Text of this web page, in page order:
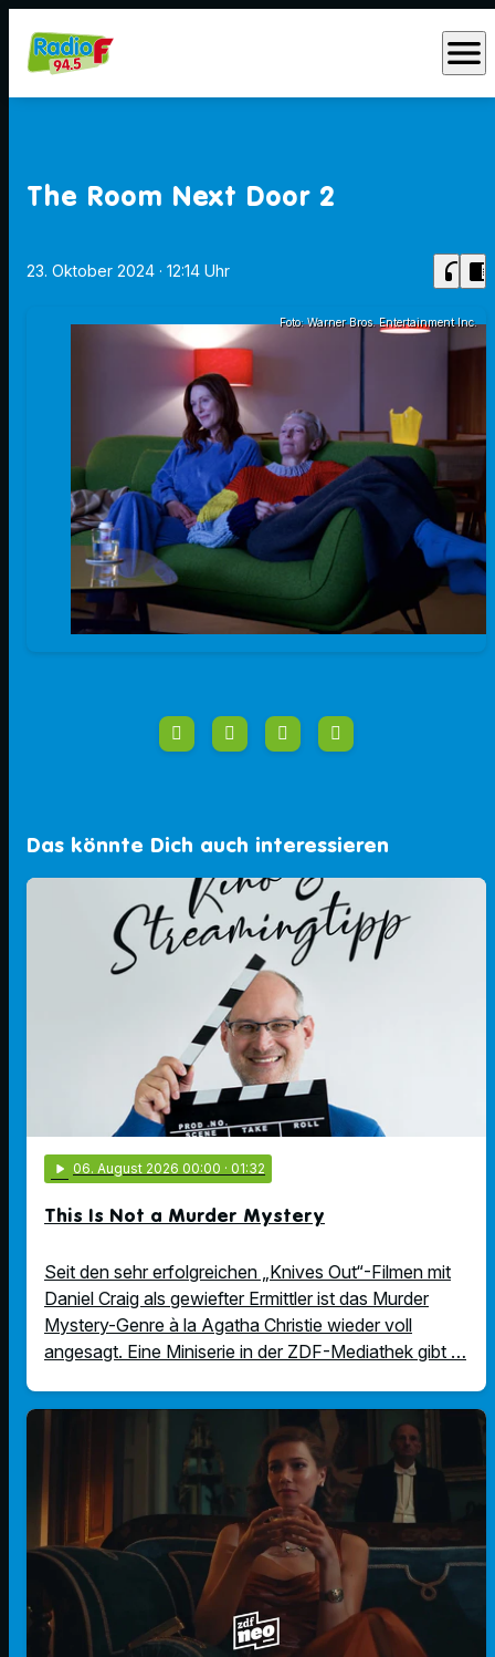
menu
The Room Next Door 2
23. Oktober 2024 · 12:14 Uhr headphones chrome_reader_mode
Foto: Warner Bros. Entertainment Inc.
Das könnte Dich auch interessieren
play_arrow 06. August 2026 00:00 · 01:32
This Is Not a Murder Mystery
Seit den sehr erfolgreichen „Knives Out“-Filmen mit
Daniel Craig als gewiefter Ermittler ist das Murder
Mystery-Genre à la Agatha Christie wieder voll
angesagt. Eine Miniserie in der ZDF-Mediathek gibt …